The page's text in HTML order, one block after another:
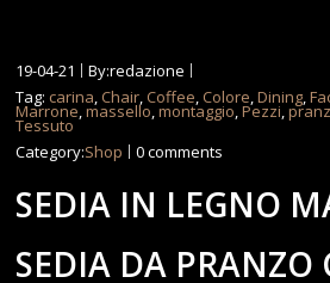
19-04-21
By:redazione
Tag: carina, Chair, Coffee, Colore,Dining,
Marrone,massello,montaggio,Pezzi,
Tessuto
Category:Shop 0 comments
SEDIA IN LEGNO
SEDIA DA PRANZO